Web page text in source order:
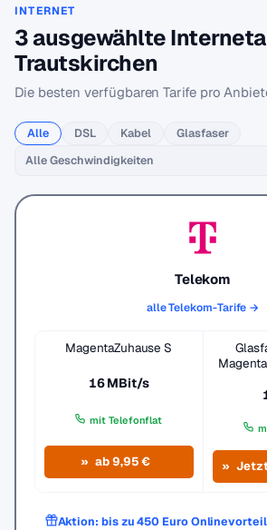
INTERNET
3 ausgewählte
Trautskirchen
Die besten verfügbaren Tarife pro
Alle DSL Kabel Glasfaser
Telekom
alle Telekom-Tarife →
MagentaZuhause S
16 MBit/s
mit Telefonflat
ab 9,95 €
Aktion: bis zu 450 Euro